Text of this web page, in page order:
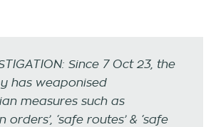
Since 7 Oct 23, the
has weaponised
measures such as
orders’, ‘safe routes’ & ‘safe